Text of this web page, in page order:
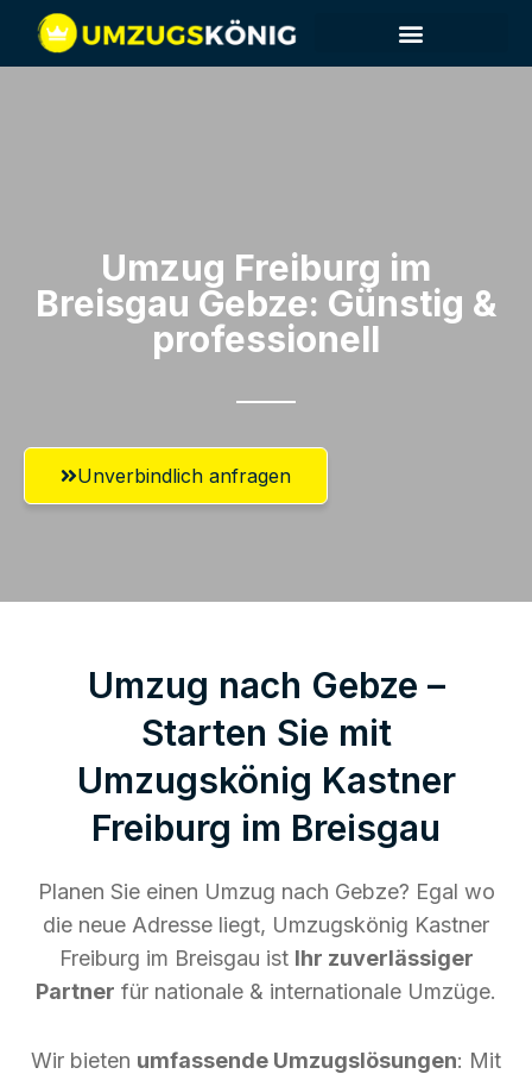
Umzug Freiburg im
Breisgau​ Gebze: Günstig &
professionell​
Unverbindlich anfragen
Umzug nach Gebze –
Starten Sie mit
Umzugskönig Kastner
Freiburg im Breisgau
Planen Sie einen Umzug nach Gebze? Egal wo
die neue Adresse liegt, Umzugskönig Kastner
Freiburg im Breisgau ist Ihr zuverlässiger
Partner für nationale & internationale Umzüge.
Wir bieten umfassende Umzugslösungen: Mit